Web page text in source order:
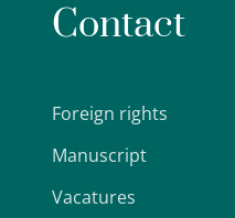
Contact
Foreign rights
Manuscript
Vacatures